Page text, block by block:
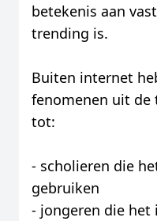
betekenis aan
trending is.
Buiten internet
fenomenen uit de
tot:
- scholieren die
gebruiken
- jongeren die het